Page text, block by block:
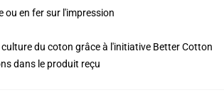
ou en fer sur l'impression
du coton grâce à l'initiative Better Cotton
dans le produit reçu